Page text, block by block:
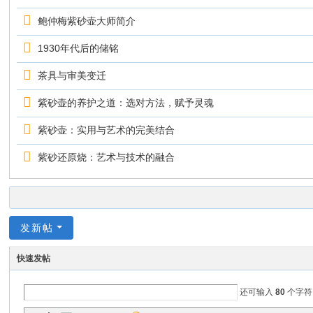
鲍仲梅紫砂壶大师简介
1930年代后的储铭
茶具与审美变迁
紫砂壶的养护之道：选对方法，赋予灵魂
紫砂壶：实用与艺术的完美结合
紫砂还原烧：艺术与技术的融合
发新帖
快速发帖
还可输入80 个字符